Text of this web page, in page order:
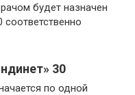
будет назначен
соответственно
30
по одной